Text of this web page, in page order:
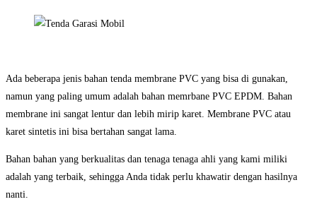
Ada beberapa jenis bahan tenda membrane PVC yang bisa di gunakan,
namun yang paling umum adalah bahan memrbane PVC EPDM. Bahan
membrane ini sangat lentur dan lebih mirip karet. Membrane PVC atau
karet sintetis ini bisa bertahan sangat lama.
Bahan bahan yang berkualitas dan tenaga tenaga ahli yang kami miliki
adalah yang terbaik, sehingga Anda tidak perlu khawatir dengan hasilnya
nanti.